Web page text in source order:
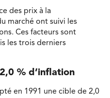
des prix à la
marché ont suivi les
Ces facteurs sont
les trois derniers
% d’inflation
en 1991 une cible de 2,0